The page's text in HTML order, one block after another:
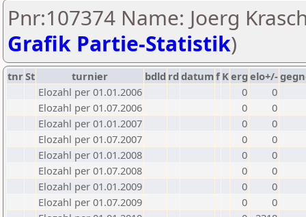
Pnr:107374 Name: Joerg
Grafik Partie-Statistik)
tnrSt turnier bdld rd datumf Kerg elo+/-
Elozahl per 01.01.2006
0
0
Elozahl per 01.07.2006
0
0
Elozahl per 01.01.2007
0
0
Elozahl per 01.07.2007
0
0
Elozahl per 01.01.2008
0
0
Elozahl per 01.07.2008
0
0
Elozahl per 01.01.2009
0
0
Elozahl per 01.07.2009
0
0